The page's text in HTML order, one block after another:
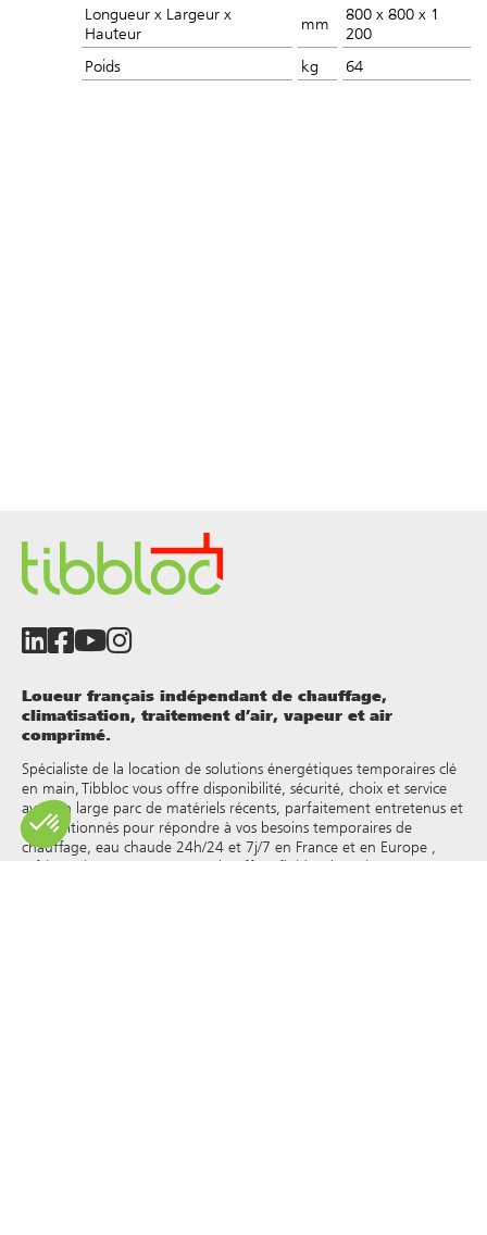
Longueur x Largeur x
Hauteur
mm
800 x 800 x 1
200
Poids
kg 64
Loueur français indépendant de chauffage,
climatisation, traitement d’air, vapeur et air
comprimé.
Spécialiste de la location de solutions énergétiques temporaires clé
en main, Tibbloc vous offre disponibilité, sécurité, choix et service
avec un large parc de matériels récents, parfaitement entretenus et
reconditionnés pour répondre à vos besoins temporaires de
chauffage, eau chaude 24h/24 et 7j/7 en France et en Europe ,
réfrigération, vapeur, eau surchauffée, fluides thermiques et autres.